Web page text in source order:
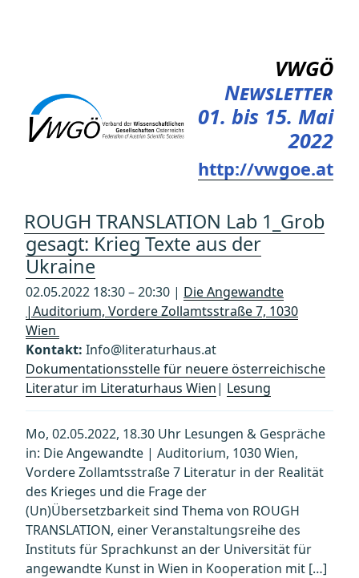
VWGÖ
Newsletter
01. bis 15. Mai
2022
http://vwgoe.at
ROUGH TRANSLATION Lab 1_Grob
gesagt: Krieg Texte aus der
Ukraine
02.05.2022 18:30 – 20:30 | Die Angewandte
|Auditorium, Vordere Zollamtsstraße 7, 1030
Wien
Kontakt: Info@literaturhaus.at
Dokumentationsstelle für neuere österreichische
Literatur im Literaturhaus Wien| Lesung
Mo, 02.05.2022, 18.30 Uhr Lesungen & Gespräche
in: Die Angewandte | Auditorium, 1030 Wien,
Vordere Zollamtsstraße 7 Literatur in der Realität
des Krieges und die Frage der
(Un)Übersetzbarkeit sind Thema von ROUGH
TRANSLATION, einer Veranstaltungsreihe des
Instituts für Sprachkunst an der Universität für
angewandte Kunst in Wien in Kooperation mit […]